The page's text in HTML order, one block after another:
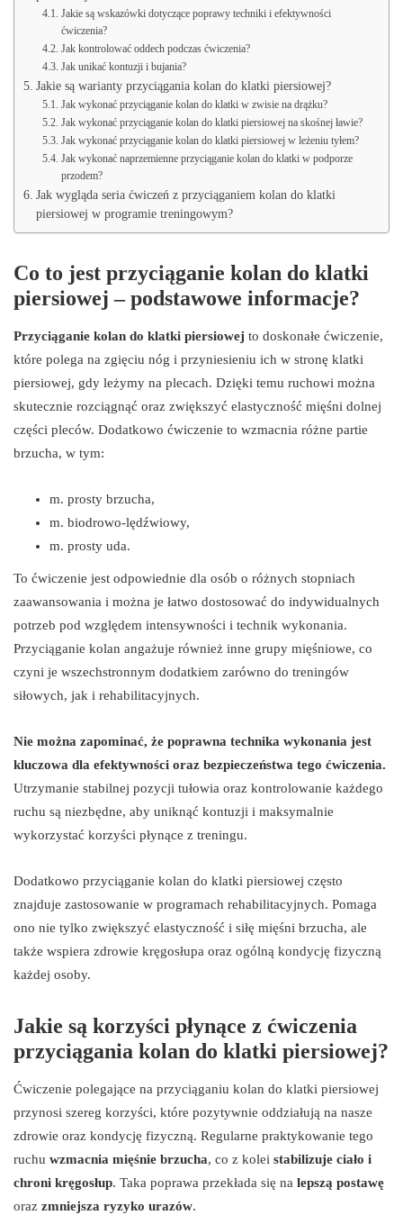
Jakie są wskazówki dotyczące poprawy techniki i efektywności
ćwiczenia?
Jak kontrolować oddech podczas ćwiczenia?
Jak unikać kontuzji i bujania?
Jakie są warianty przyciągania kolan do klatki piersiowej?
Jak wykonać przyciąganie kolan do klatki w zwisie na drążku?
Jak wykonać przyciąganie kolan do klatki piersiowej na skośnej ławie?
Jak wykonać przyciąganie kolan do klatki piersiowej w leżeniu tyłem?
Jak wykonać naprzemienne przyciąganie kolan do klatki w podporze
przodem?
Jak wygląda seria ćwiczeń z przyciąganiem kolan do klatki
piersiowej w programie treningowym?
Co to jest przyciąganie kolan do klatki
piersiowej – podstawowe informacje?
Przyciąganie kolan do klatki piersiowej to doskonałe ćwiczenie,
które polega na zgięciu nóg i przyniesieniu ich w stronę klatki
piersiowej, gdy leżymy na plecach. Dzięki temu ruchowi można
skutecznie rozciągnąć oraz zwiększyć elastyczność mięśni dolnej
części pleców. Dodatkowo ćwiczenie to wzmacnia różne partie
brzucha, w tym:
m. prosty brzucha,
m. biodrowo-lędźwiowy,
m. prosty uda.
To ćwiczenie jest odpowiednie dla osób o różnych stopniach
zaawansowania i można je łatwo dostosować do indywidualnych
potrzeb pod względem intensywności i technik wykonania.
Przyciąganie kolan angażuje również inne grupy mięśniowe, co
czyni je wszechstronnym dodatkiem zarówno do treningów
siłowych, jak i rehabilitacyjnych.
Nie można zapominać, że poprawna technika wykonania jest
kluczowa dla efektywności oraz bezpieczeństwa tego ćwiczenia.
Utrzymanie stabilnej pozycji tułowia oraz kontrolowanie każdego
ruchu są niezbędne, aby uniknąć kontuzji i maksymalnie
wykorzystać korzyści płynące z treningu.
Dodatkowo przyciąganie kolan do klatki piersiowej często
znajduje zastosowanie w programach rehabilitacyjnych. Pomaga
ono nie tylko zwiększyć elastyczność i siłę mięśni brzucha, ale
także wspiera zdrowie kręgosłupa oraz ogólną kondycję fizyczną
każdej osoby.
Jakie są korzyści płynące z ćwiczenia
przyciągania kolan do klatki piersiowej?
Ćwiczenie polegające na przyciąganiu kolan do klatki piersiowej
przynosi szereg korzyści, które pozytywnie oddziałują na nasze
zdrowie oraz kondycję fizyczną. Regularne praktykowanie tego
ruchu wzmacnia mięśnie brzucha, co z kolei stabilizuje ciało i
chroni kręgosłup. Taka poprawa przekłada się na lepszą postawę
oraz zmniejsza ryzyko urazów.